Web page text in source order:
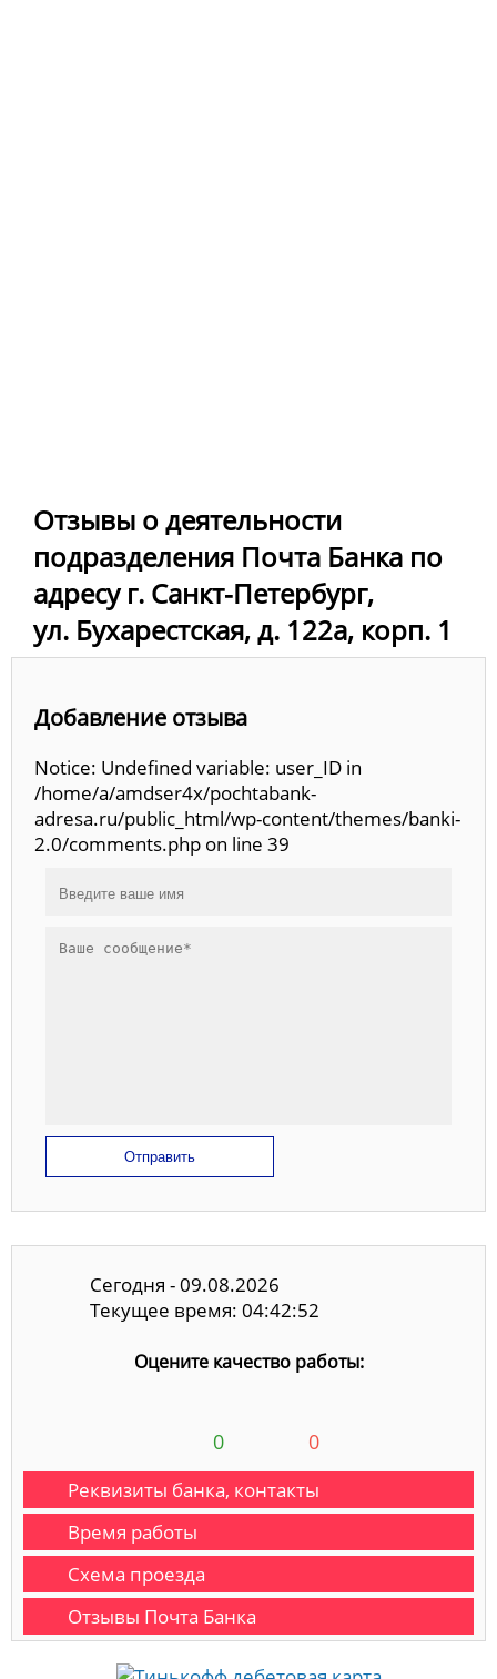
Отзывы о деятельности
подразделения Почта Банка по
адресу г. Санкт-Петербург,
ул. Бухарестская, д. 122а, корп. 1
Добавление отзыва
Notice: Undefined variable: user_ID in
/home/a/amdser4x/pochtabank-
adresa.ru/public_html/wp-content/themes/banki-
2.0/comments.php on line 39
Отправить
Сегодня - 09.08.2026
Текущее время: 04:42:53
Оцените качество работы:
0 0
Реквизиты банка, контакты
Время работы
Схема проезда
Отзывы Почта Банка